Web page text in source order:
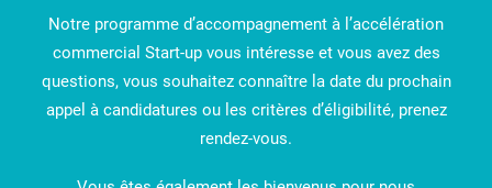
Notre programme d’accompagnement à l’accélération
commercial Start-up vous intéresse et vous avez des
questions, vous souhaitez connaître la date du prochain
appel à candidatures ou les critères d’éligibilité, prenez
rendez-vous.